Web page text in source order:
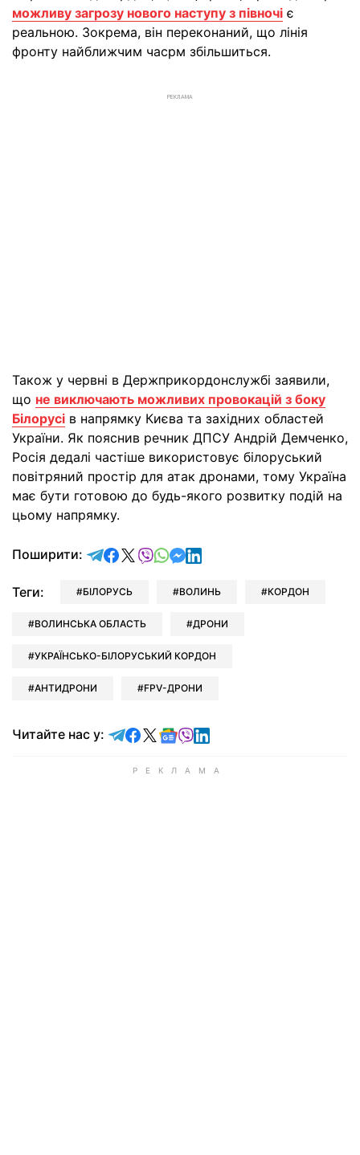
можливу загрозу нового наступу з півночі є
реальною. Зокрема, він переконаний, що лінія
фронту найближчим часрм збільшиться.
РЕКЛАМА
Також у червні в Держприкордонслужбі заявили,
що не виключають можливих провокацій з боку
Білорусі в напрямку Києва та західних областей
України. Як пояснив речник ДПСУ Андрій Демченко,
Росія дедалі частіше використовує білоруський
повітряний простір для атак дронами, тому Україна
має бути готовою до будь-якого розвитку подій на
цьому напрямку.
Поширити: відправити у Telegram
поділитись у Facebook
поділитись у X
відправити у Viber
відправити у Whatsapp
відправити у Messenger
відправити у LinkedIn
Теги: БІЛОРУСЬ ВОЛИНЬ КОРДОН
ВОЛИНСЬКА ОБЛАСТЬ ДРОНИ
УКРАЇНСЬКО-БІЛОРУСЬКИЙ КОРДОН
АНТИДРОНИ FPV-ДРОНИ
Читайте нас у: Читайте у Telegram
Читайте у Facebook
Читайте у X
Читайте у Google news
Читайте у Viber
Читайте у LinkedIn